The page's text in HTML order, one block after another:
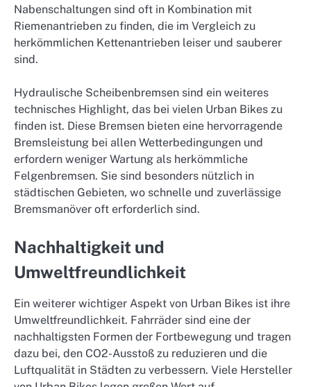
Nabenschaltungen sind oft in Kombination mit
Riemenantrieben zu finden, die im Vergleich zu
herkömmlichen Kettenantrieben leiser und sauberer
sind.
Hydraulische Scheibenbremsen sind ein weiteres
technisches Highlight, das bei vielen Urban Bikes zu
finden ist. Diese Bremsen bieten eine hervorragende
Bremsleistung bei allen Wetterbedingungen und
erfordern weniger Wartung als herkömmliche
Felgenbremsen. Sie sind besonders nützlich in
städtischen Gebieten, wo schnelle und zuverlässige
Bremsmanöver oft erforderlich sind.
Nachhaltigkeit und
Umweltfreundlichkeit
Ein weiterer wichtiger Aspekt von Urban Bikes ist ihre
Umweltfreundlichkeit. Fahrräder sind eine der
nachhaltigsten Formen der Fortbewegung und tragen
dazu bei, den CO2-Ausstoß zu reduzieren und die
Luftqualität in Städten zu verbessern. Viele Hersteller